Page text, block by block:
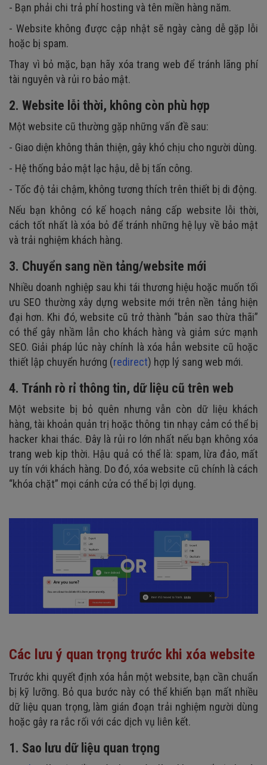
- Bạn phải chi trả phí hosting và tên miền hàng năm.
- Website không được cập nhật sẽ ngày càng dễ gặp lỗi
hoặc bị spam.
Thay vì bỏ mặc, bạn hãy xóa trang web để tránh lãng phí
tài nguyên và rủi ro bảo mật.
2. Website lỗi thời, không còn phù hợp
Một website cũ thường gặp những vấn đề sau:
- Giao diện không thân thiện, gây khó chịu cho người dùng.
- Hệ thống bảo mật lạc hậu, dễ bị tấn công.
- Tốc độ tải chậm, không tương thích trên thiết bị di động.
Nếu bạn không có kế hoạch nâng cấp website lỗi thời,
cách tốt nhất là xóa bỏ để tránh những hệ lụy về bảo mật
và trải nghiệm khách hàng.
3. Chuyển sang nền tảng/website mới
Nhiều doanh nghiệp sau khi tái thương hiệu hoặc muốn tối
ưu SEO thường xây dựng website mới trên nền tảng hiện
đại hơn. Khi đó, website cũ trở thành “bản sao thừa thãi”
có thể gây nhầm lẫn cho khách hàng và giảm sức mạnh
SEO. Giải pháp lúc này chính là xóa hẳn website cũ hoặc
thiết lập chuyển hướng (redirect) hợp lý sang web mới.
4. Tránh rò rỉ thông tin, dữ liệu cũ trên web
Một website bị bỏ quên nhưng vẫn còn dữ liệu khách
hàng, tài khoản quản trị hoặc thông tin nhạy cảm có thể bị
hacker khai thác. Đây là rủi ro lớn nhất nếu bạn không xóa
trang web kịp thời. Hậu quả có thể là: spam, lừa đảo, mất
uy tín với khách hàng. Do đó, xóa website cũ chính là cách
“khóa chặt” mọi cánh cửa có thể bị lợi dụng.
Các lưu ý quan trọng trước khi xóa website
Trước khi quyết định xóa hẳn một website, bạn cần chuẩn
bị kỹ lưỡng. Bỏ qua bước này có thể khiến bạn mất nhiều
dữ liệu quan trọng, làm gián đoạn trải nghiệm người dùng
hoặc gây ra rắc rối với các dịch vụ liên kết.
1. Sao lưu dữ liệu quan trọng